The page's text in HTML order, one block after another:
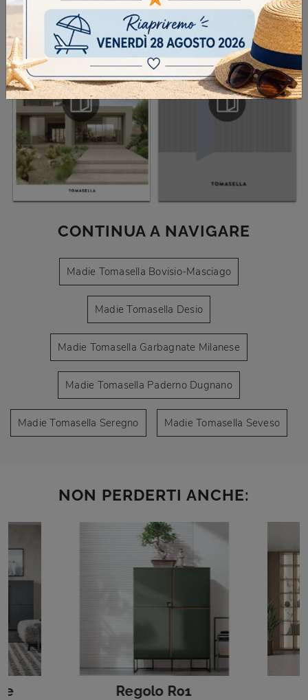
CONTINUA A NAVIGARE
Madie Tomasella Bovisio-Masciago
Madie Tomasella Desio
Madie Tomasella Garbagnate Milanese
Madie Tomasella Paderno Dugnano
Madie Tomasella Seregno Madie Tomasella Seveso
NON PERDERTI ANCHE:
Regolo R01